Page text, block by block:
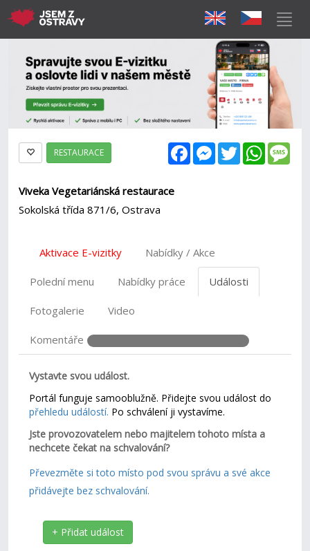
FacebookMessenger
Twitter
RESTAURACE
Viveka Vegetariánská restaurace
Sokolská třída 871/6, Ostrava
Aktivace E-vizitky Nabídky / Akce
Polední menu Nabídky práce Události
Fotogalerie Video
Komentáře
Vystavte svou událost.
Portál funguje samooblužně. Přidejte svou událost do
přehledu událostí. Po schválení ji vystavíme.
Jste provozovatelem nebo majitelem tohoto místa a
nechcete čekat na schvalování?
Převezměte si toto místo pod svou správu a své akce
přidávejte bez schvalování.
+ Přidat událost